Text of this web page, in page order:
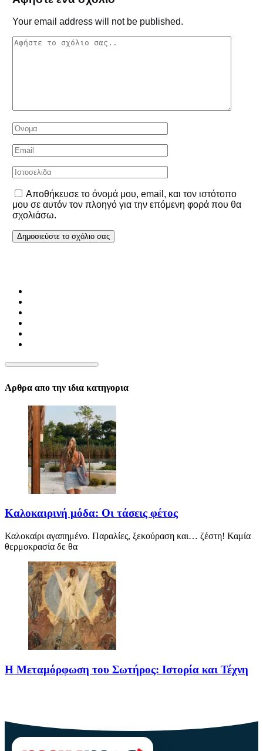
Your email address will not be published.
Αποθήκευσε το όνομά μου, email, και τον ιστότοπο
μου σε αυτόν τον πλοηγό για την επόμενη φορά που θα
σχολιάσω.
Αρθρα απο την ιδια κατηγορια
Καλοκαιρινή μόδα: Οι τάσεις φέτος
Καλοκαίρι αγαπημένο. Παραλίες, ξεκούραση και… ζέστη! Καμία
θερμοκρασία δε θα
Η Μεταμόρφωση του Σωτήρος: Ιστορία και Τέχνη